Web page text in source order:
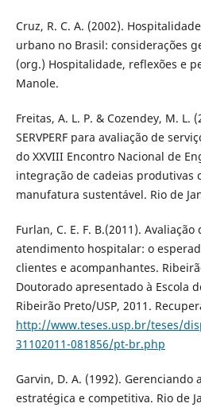
Cruz, R. C. A. (2002).
urbano no Brasil: considerações
(org.) Hospitalidade, reflexões e
Manole.
Freitas, A. L. P. & Cozendey, M. L.
SERVPERF para avaliação de
do XXVIII Encontro Nacional de
integração de cadeias produtivas
manufatura sustentável. Rio de
Furlan, C. E. F. B.(2011).
atendimento hospitalar: o
clientes e acompanhantes.
Doutorado apresentado à Escola
Ribeirão Preto/USP, 2011.
http://www.teses.usp.br/teses/
31102011-081856/pt-br.php
Garvin, D. A. (1992). Gerenciando
estratégica e competitiva. Rio de